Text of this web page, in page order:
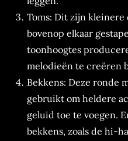
Toms: Dit zijn
bovenop elkaar
toonhoogtes
melodieën te creëren
Bekkens: Deze ronde
gebruikt om heldere
geluid toe te voegen.
bekkens, zoals de hi-